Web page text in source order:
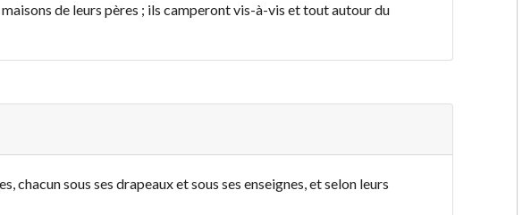
de leurs pères ; ils camperont vis-à-vis et tout autour du
chacun sous ses drapeaux et sous ses enseignes, et selon leurs